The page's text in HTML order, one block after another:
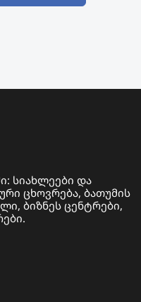
სიახლეები და
ცხოვრება, ბათუმის
ბიზნეს ცენტრები,